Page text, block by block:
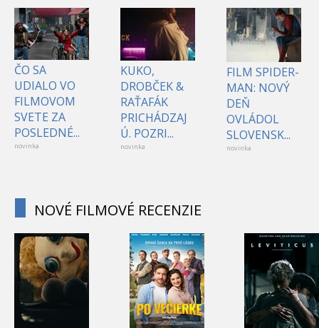
ČO SA
UDIALO VO
FILMOVOM
SVETE ZA
POSLEDNÉ...
novinka
KUKO,
DROBČEK &
RAŤAFÁK
PRICHÁDZAJ
Ú. POZRI...
novinka
FILM SPIDER-
MAN: NOVÝ
DEŇ
OVLÁDOL
SLOVENSK...
novinka
NOVÉ FILMOVÉ RECENZIE